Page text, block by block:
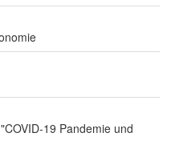
19 Pandemie und